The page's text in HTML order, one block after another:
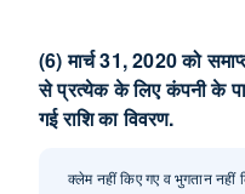
(6) मार्च 31, 2020 को
से प्रत्येक के लिए कंपनी के
गई राशि का विवरण.
क्लेम नहीं किए गए व भुगतान